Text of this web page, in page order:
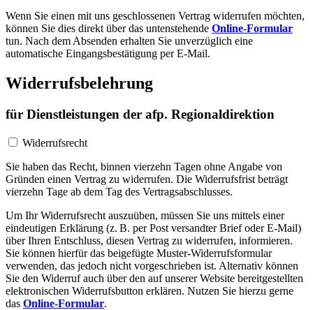
Wenn Sie einen mit uns geschlossenen Vertrag widerrufen möchten,
können Sie dies direkt über das untenstehende Online-Formular
tun. Nach dem Absenden erhalten Sie unverzüglich eine
automatische Eingangsbestätigung per E-Mail.
Widerrufsbelehrung
für Dienstleistungen der afp. Regionaldirektion
Widerrufsrecht
Sie haben das Recht, binnen vierzehn Tagen ohne Angabe von
Gründen einen Vertrag zu widerrufen. Die Widerrufsfrist beträgt
vierzehn Tage ab dem Tag des Vertragsabschlusses.
Um Ihr Widerrufsrecht auszuüben, müssen Sie uns mittels einer
eindeutigen Erklärung (z. B. per Post versandter Brief oder E-Mail)
über Ihren Entschluss, diesen Vertrag zu widerrufen, informieren.
Sie können hierfür das beigefügte Muster-Widerrufsformular
verwenden, das jedoch nicht vorgeschrieben ist. Alternativ können
Sie den Widerruf auch über den auf unserer Website bereitgestellten
elektronischen Widerrufsbutton erklären. Nutzen Sie hierzu gerne
das Online-Formular.